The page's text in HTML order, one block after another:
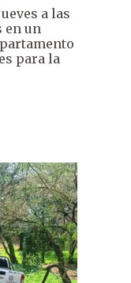
a las
en un
para la